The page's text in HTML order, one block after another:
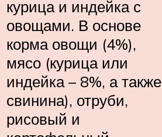
курица и индейка с
овощами. В основе
корма овощи (4%),
мясо (курица или
индейка – 8%, а также
свинина), отруби,
рисовый и